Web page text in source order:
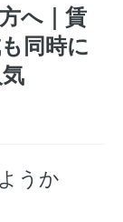
へ｜賃
同時に
うか